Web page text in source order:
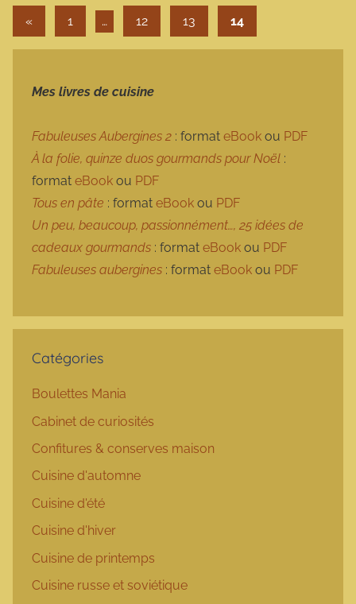
Pagination des publications
«Publications précédentes
1 … 12 13 14
Mes livres de cuisine
Fabuleuses Aubergines 2 : format eBook ou PDF
À la folie, quinze duos gourmands pour Noël :
format eBook ou PDF
Tous en pâte : format eBook ou PDF
Un peu, beaucoup, passionnément…, 25 idées de
cadeaux gourmands : format eBook ou PDF
Fabuleuses aubergines : format eBook ou PDF
Catégories
Boulettes Mania
Cabinet de curiosités
Confitures & conserves maison
Cuisine d'automne
Cuisine d'été
Cuisine d'hiver
Cuisine de printemps
Cuisine russe et soviétique